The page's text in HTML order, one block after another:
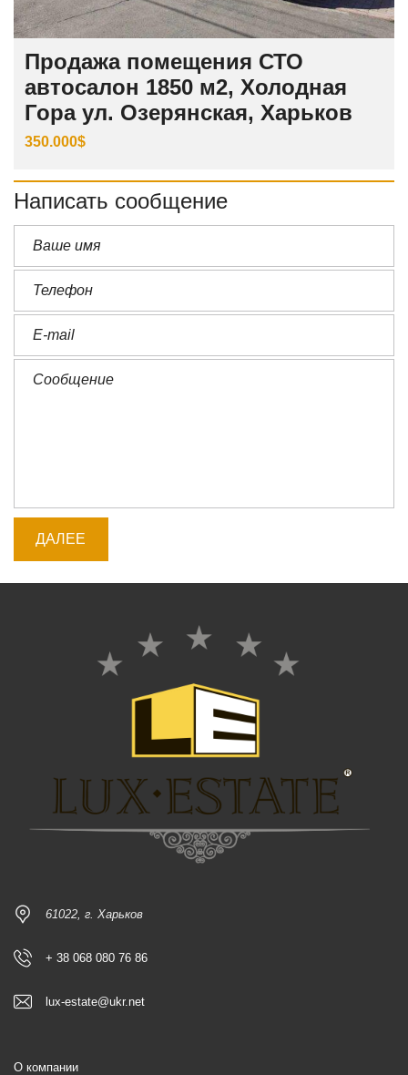
Продажа помещения СТО
автосалон 1850 м2, Холодная
Гора ул. Озерянская, Харьков
350.000$
Написать сообщение
61022, г. Харьков
+ 38 068 080 76 86
lux-estate@ukr.net
О компании